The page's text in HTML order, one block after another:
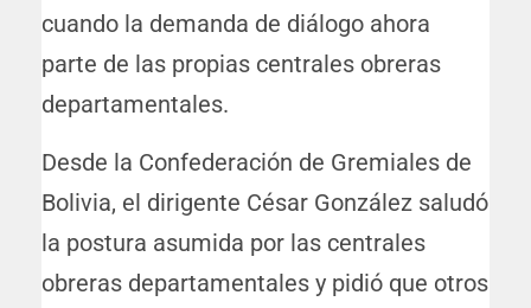
cuando la demanda de diálogo ahora
parte de las propias centrales obreras
departamentales.
Desde la Confederación de Gremiales de
Bolivia, el dirigente César González saludó
la postura asumida por las centrales
obreras departamentales y pidió que otros